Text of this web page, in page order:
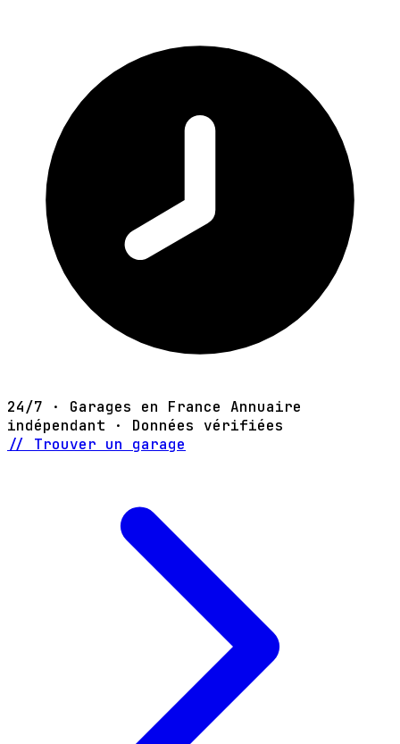
24/7 · Garages en France Annuaire
indépendant · Données vérifiées
// Trouver un garage